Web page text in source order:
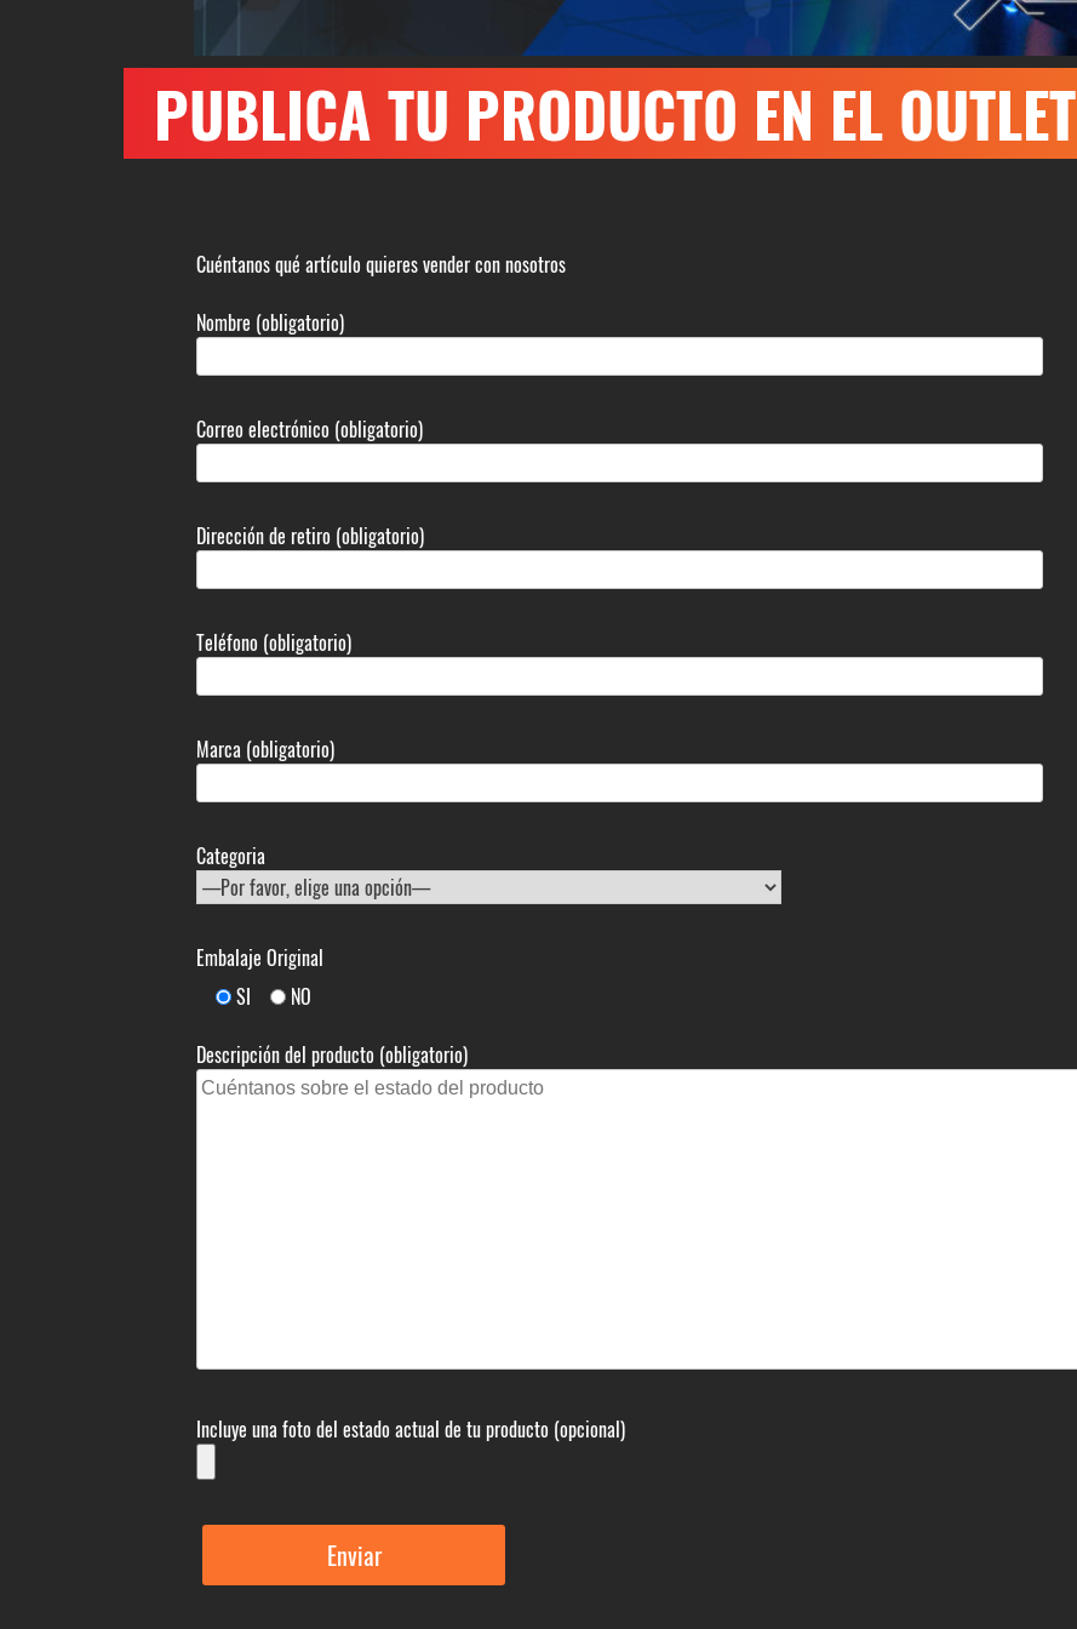
PUBLICA TU PRODUCTO EN EL OUTLET
Cuéntanos qué artículo quieres vender con nosotros
Nombre (obligatorio)
Correo electrónico (obligatorio)
Dirección de retiro (obligatorio)
Teléfono (obligatorio)
Marca (obligatorio)
Categoria
Embalaje Original
SI
NO
Descripción del producto (obligatorio)
Incluye una foto del estado actual de tu producto (opcional)